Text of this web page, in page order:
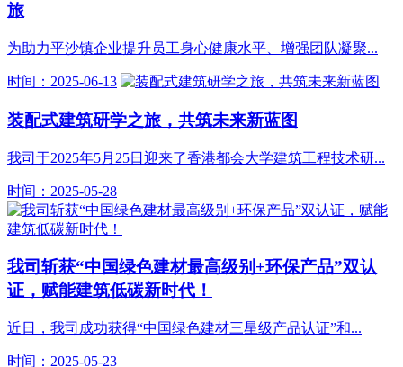
旅
为助力平沙镇企业提升员工身心健康水平、增强团队凝聚...
时间：2025-06-13
装配式建筑研学之旅，共筑未来新蓝图
我司于2025年5月25日迎来了香港都会大学建筑工程技术研...
时间：2025-05-28
我司斩获“中国绿色建材最高级别+环保产品”双认
证，赋能建筑低碳新时代！
近日，我司成功获得“中国绿色建材三星级产品认证”和...
时间：2025-05-23